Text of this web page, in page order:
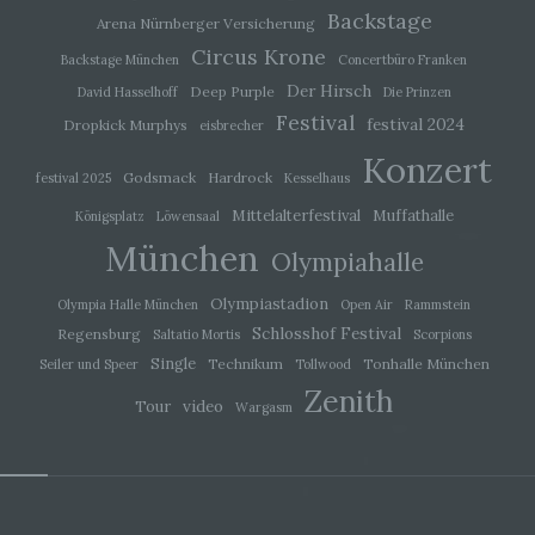
Arena Nürnberger Versicherung Backstage
Backstage München Circus Krone
Concertbüro Franken
David Hasselhoff
Deep Purple Der Hirsch Die Prinzen
Dropkick Murphys eisbrecher Festival festival 2024
festival 2025 Godsmack Hardrock Kesselhaus Konzert
Königsplatz Löwensaal Mittelalterfestival Muffathalle
München Olympiahalle
Olympia Halle München Olympiastadion Open Air Rammstein
Regensburg Saltatio Mortis Schlosshof Festival
Scorpions
Seiler und Speer
Single Technikum Tollwood Tonhalle München
Tour video Wargasm Zenith
Empfänger ist eine natürliche oder juristische
Person, Behörde, Einrichtung oder andere Stelle,
der personenbezogene Daten offengelegt
werden, unabhängig davon, ob es sich bei ihr um
einen Dritten handelt oder nicht. Behörden, die im
Untersuchungsauftrags nach dem Unionsrecht
möglicherweise personenbezogene Daten
erhalten, gelten jedoch nicht als Empfänger.
Dritter ist eine natürliche oder juristische Person,